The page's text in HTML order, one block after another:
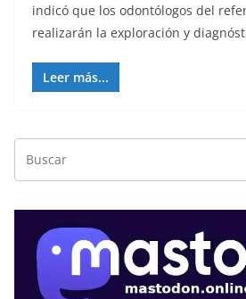
indicó que los odontólogos del
realizarán la exploración y
Leer más...